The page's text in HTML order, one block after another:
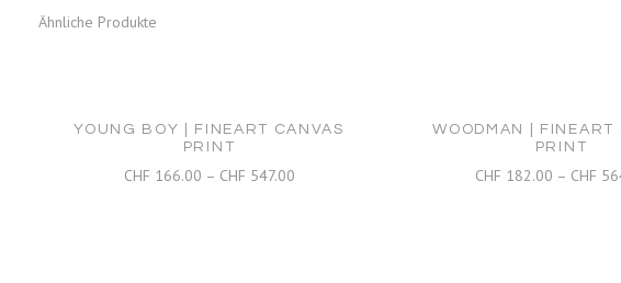
Ähnliche Produkte
YOUNG BOY | FINEART CANVAS
PRINT
CHF 166.00 – CHF 547.00Preisspanne:
WOODMAN | FINEART
PRINT
CHF 182.00 – CHF